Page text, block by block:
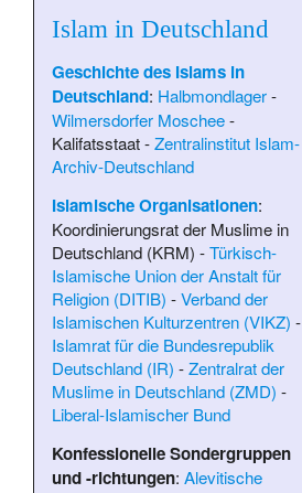
Islam in Deutschland
Geschichte des Islams in
Deutschland: Halbmondlager-
Wilmersdorfer Moschee-
Kalifatsstaat-Zentralinstitut Islam-
Archiv-Deutschland
Islamische Organisationen:
Koordinierungsrat der Muslime in
Deutschland (KRM) -Türkisch-
Islamische Union der Anstalt für
Religion (DITIB) -Verband der
Islamischen Kulturzentren (VIKZ) -
Islamrat für die Bundesrepublik
Deutschland (IR) -Zentralrat der
Muslime in Deutschland (ZMD) -
Liberal-Islamischer Bund
Konfessionelle Sondergruppen
und -richtungen: Alevitische